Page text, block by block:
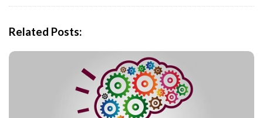
Related Posts: